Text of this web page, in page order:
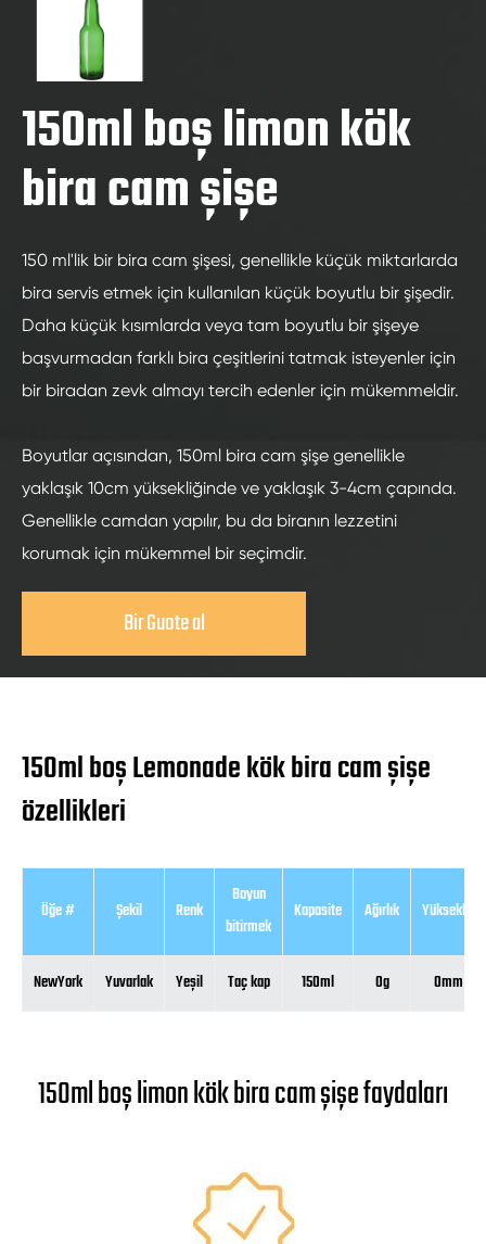
150ml boş limon kök
bira cam şişe
150 ml'lik bir bira cam şişesi, genellikle küçük miktarlarda
bira servis etmek için kullanılan küçük boyutlu bir şişedir.
Daha küçük kısımlarda veya tam boyutlu bir şişeye
başvurmadan farklı bira çeşitlerini tatmak isteyenler için
bir biradan zevk almayı tercih edenler için mükemmeldir.
Boyutlar açısından, 150ml bira cam şişe genellikle
yaklaşık 10cm yüksekliğinde ve yaklaşık 3-4cm çapında.
Genellikle camdan yapılır, bu da biranın lezzetini
korumak için mükemmel bir seçimdir.
Bir Guote al
150ml boş Lemonade kök bira cam şişe
özellikleri
Öğe # Şekil Renk
Boyun
bitirmek
Kapasite Ağırlık Yükseklik
NewYork Yuvarlak Yeşil Taç kap 150ml 0g 0mm
150ml boş limon kök bira cam şişe faydaları